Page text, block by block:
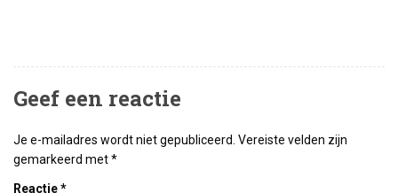
Geef een reactie
Je e-mailadres wordt niet gepubliceerd. Vereiste velden zijn
gemarkeerd met*
Reactie*